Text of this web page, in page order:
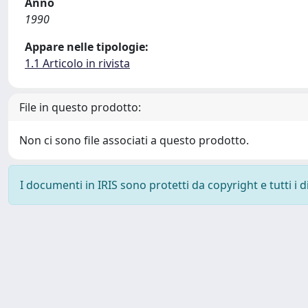
1990
Appare nelle tipologie:
1.1 Articolo in rivista
File in questo prodotto:
Non ci sono file associati a questo prodotto.
I documenti in IRIS sono protetti da copyright e tutti i